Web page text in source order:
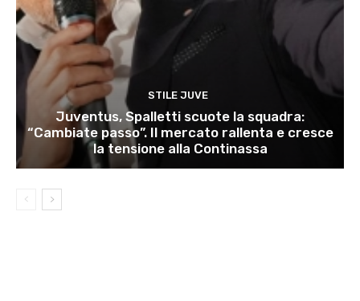
STILE JUVE
Juventus, Spalletti scuote la squadra:
“Cambiate passo”. Il mercato rallenta e cresce
la tensione alla Continassa